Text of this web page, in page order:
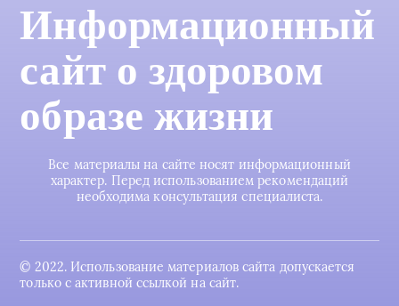
Информационный
сайт о здоровом
образе жизни
Все материалы на сайте носят информационный
характер. Перед использованием рекомендаций
необходима консультация специалиста.
© 2022. Использование материалов сайта допускается
только с активной ссылкой на сайт.